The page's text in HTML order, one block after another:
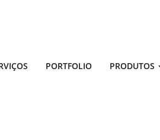
PORTFOLIO PRODUTOS